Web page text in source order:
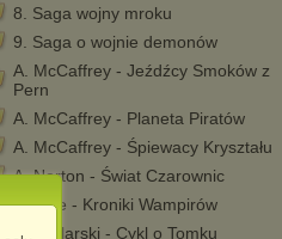
8. Saga wojny mroku
9. Saga o wojnie demonów
A. McCaffrey - Jeźdźcy Smoków z
Pern
A. McCaffrey - Planeta Piratów
A. McCaffrey - Śpiewacy Kryształu
A. Norton - Świat Czarownic
A. Rice - Kroniki Wampirów
A. Szklarski - Cykl o Tomku